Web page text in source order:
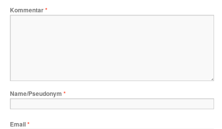
Kommentar*
Name/Pseudonym *
Email*